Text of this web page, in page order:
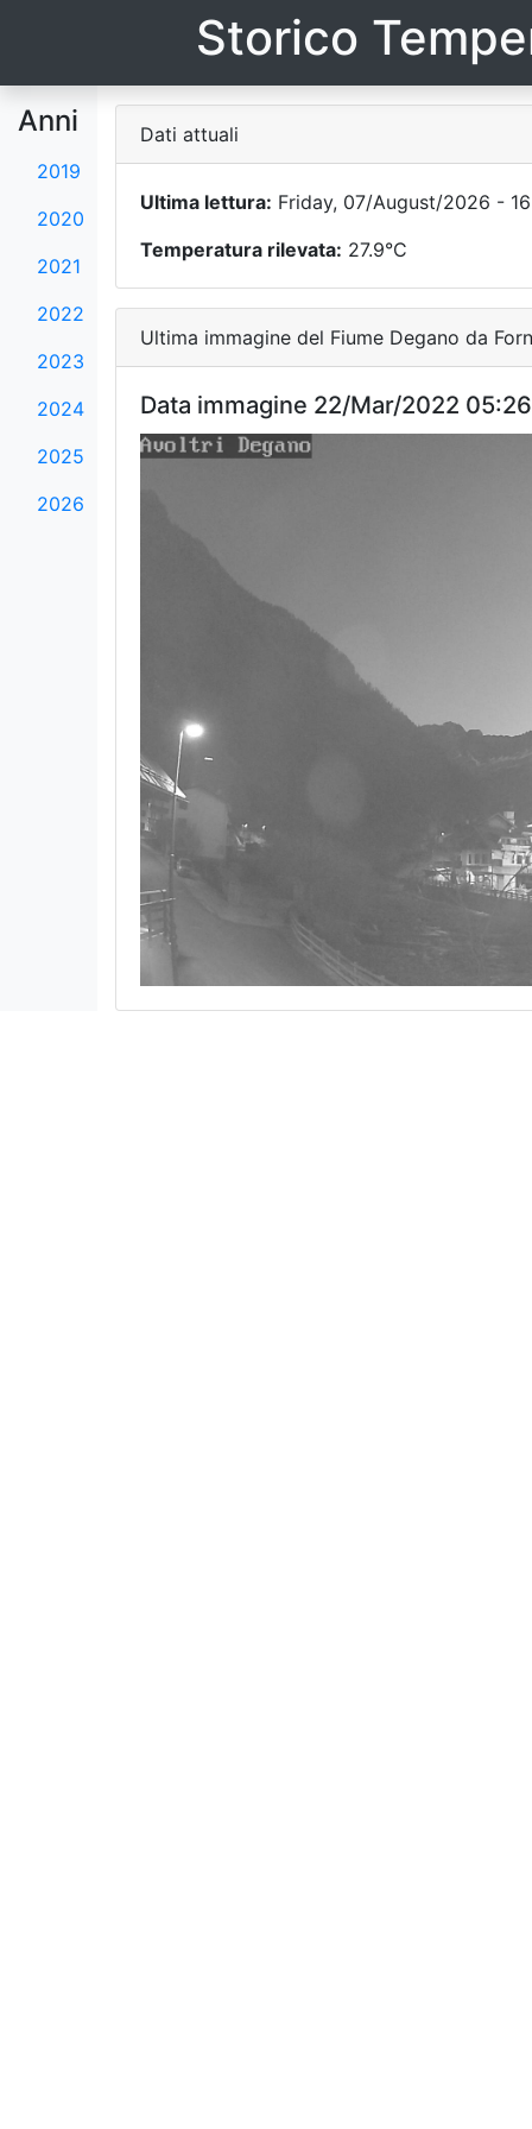
Storico
Anni
2019
2020
2021
2022
2023
2024
2025
2026
Dati attuali
Ultima lettura: Friday, 07/August/2026 -
Temperatura rilevata: 27.9°C
Ultima immagine del Fiume Degano da
Data immagine 22/Mar/2022 05:26